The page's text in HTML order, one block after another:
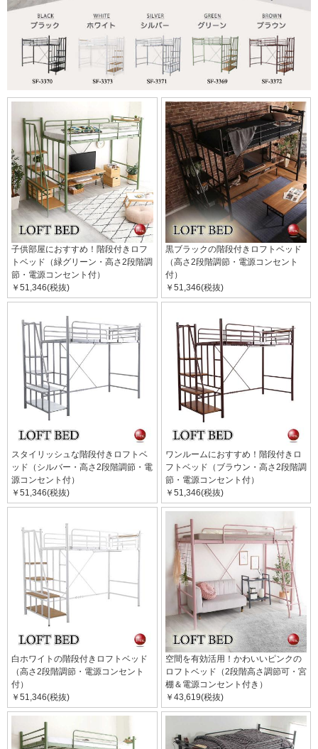
子供部屋におすすめ！階段付きロフ
トベッド（緑グリーン・高さ2段階調
節・電源コンセント付）
￥51,346(税抜)
黒ブラックの階段付きロフトベッド
（高さ2段階調節・電源コンセント
付）
￥51,346(税抜)
スタイリッシュな階段付きロフトベ
ッド（シルバー・高さ2段階調節・電
源コンセント付）
￥51,346(税抜)
ワンルームにおすすめ！階段付きロ
フトベッド（ブラウン・高さ2段階調
節・電源コンセント付）
￥51,346(税抜)
白ホワイトの階段付きロフトベッド
（高さ2段階調節・電源コンセント
付）
￥51,346(税抜)
空間を有効活用！かわいいピンクの
ロフトベッド（2段階高さ調節可・宮
棚＆電源コンセント付き）
￥43,619(税抜)